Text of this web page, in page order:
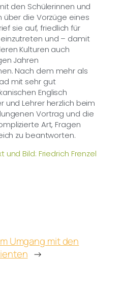
den Schülerinnen und
über die Vorzüge eines
sie auf, friedlich für
und – damit
Kulturen auch
Jahren
Nach dem mehr als
mit sehr gut
Englisch
und Lehrer herzlich beim
Vortrag und die
Art, Fragen
zu beantworten.
und Bild: Friedrich Frenzel
Umgang mit den
→